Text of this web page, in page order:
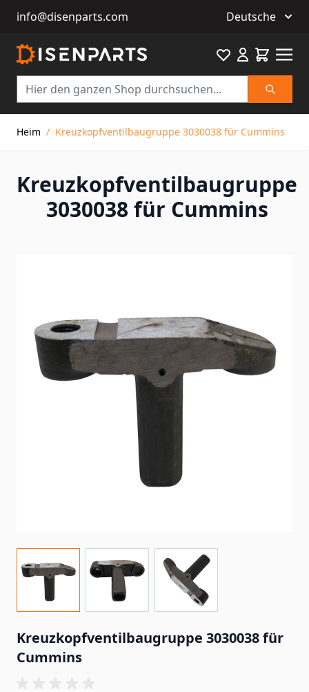
info@disenparts.com Deutsche
Suche
Favourite
Heim / Kreuzkopfventilbaugruppe 3030038 für Cummins
Kreuzkopfventilbaugruppe
3030038 für Cummins
Kreuzkopfventilbaugruppe 3030038 für
Cummins